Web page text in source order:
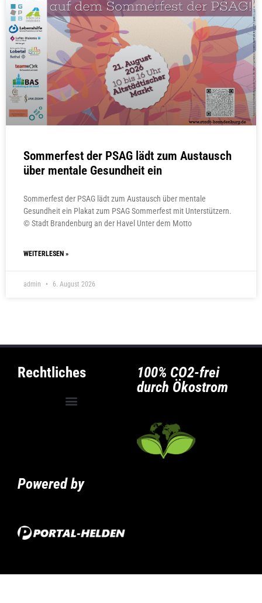
Sommerfest der PSAG lädt zum Austausch
über mentale Gesundheit ein
Sommerfest der PSAG lädt zum Austausch über mentale
Gesundheit ein Plakat zum PSAG Sommerfest mit Unterstützern.
© Stadt Brandenburg an der Havel Unter dem Motto
WEITERLESEN »
admin 6. August 2026
Rechtliches
100% CO2-frei
durch Ökostrom
Powered by